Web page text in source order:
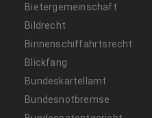
Bietergemeinschaft
Bildrecht
Binnenschiffahrtsrecht
Blickfang
Bundeskartellamt
Bundesnotbremse